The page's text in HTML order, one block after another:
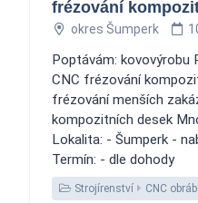
frézování
okres Šumperk
Poptávám: kovovýrobu
CNC frézování
frézování menších
kompozitních desek
Lokalita: - Šumperk -
Termín: - dle dohody
Strojírenství CNC